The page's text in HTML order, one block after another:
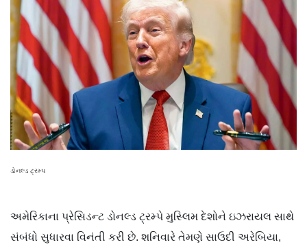
ડોનલ્ડ ટ્રમ્પ
અમેરિકાના પ્રેસિડન્ટ ડોનલ્ડ ટ્રમ્પે મુસ્લિમ દેશોને ઇઝરાયલ સાથે
સંબંધો સુધારવા વિનંતી કરી છે. શનિવારે તેમણે સાઉદી અરેબિયા,